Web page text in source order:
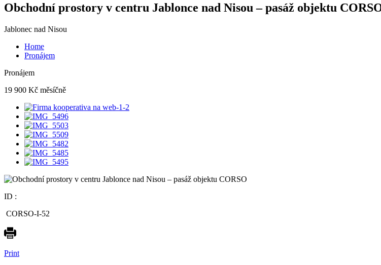
Obchodní prostory v centru Jablonce nad Nisou – pasáž objektu
Jablonec nad Nisou
Home
Pronájem
Pronájem
19 900 Kč měsíčně
ID :
CORSO-I-52
Print